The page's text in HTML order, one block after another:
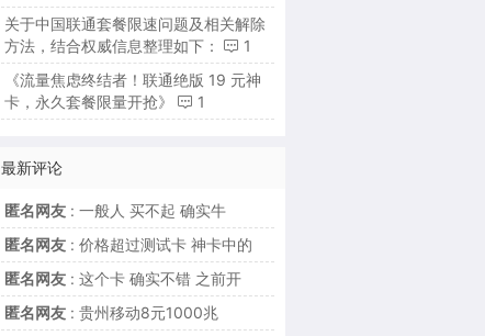
关于中国联通套餐限速问题及相关解除
方法，结合权威信息整理如下：
1
《流量焦虑终结者！联通绝版 19 元神
卡，永久套餐限量开抢》
1
最新评论
匿名网友: 一般人 买不起 确实牛
匿名网友: 价格超过测试卡 神卡中的
匿名网友: 这个卡 确实不错 之前开
匿名网友: 贵州移动8元1000兆